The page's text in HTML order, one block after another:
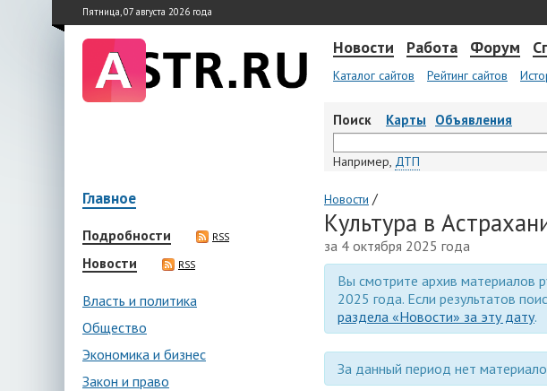
Пятница, 07 августа 2026 года
Новости Работа Форум
Каталог сайтов Рейтинг сайтов
Поиск Карты Объявления
Например, ДТП
Главное
Подробности RSS
Новости RSS
Власть и политика
Общество
Экономика и бизнес
Закон и право
Новости /
Культура в
за 4 октября 2025 года
Вы смотрите архив материалов
2025 года. Если результатов
раздела «Новости» за эту дату.
За данный период нет